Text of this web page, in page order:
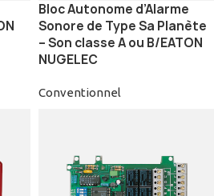
Bloc Autonome d’Alarme
Sonore de Type Sa Planète
– Son classe A ou B/EATON
NUGELEC
Conventionnel